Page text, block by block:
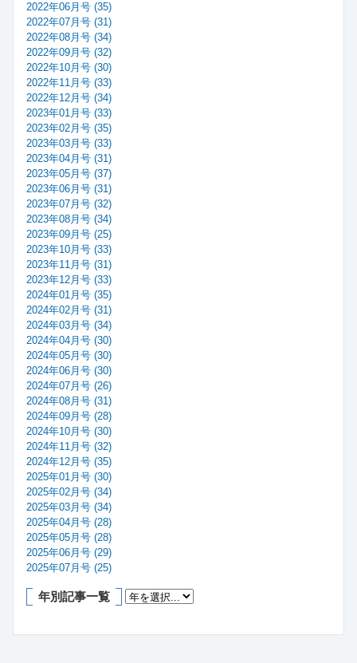
2022年06月号 (35)
2022年07月号 (31)
2022年08月号 (34)
2022年09月号 (32)
2022年10月号 (30)
2022年11月号 (33)
2022年12月号 (34)
2023年01月号 (33)
2023年02月号 (35)
2023年03月号 (33)
2023年04月号 (31)
2023年05月号 (37)
2023年06月号 (31)
2023年07月号 (32)
2023年08月号 (34)
2023年09月号 (25)
2023年10月号 (33)
2023年11月号 (31)
2023年12月号 (33)
2024年01月号 (35)
2024年02月号 (31)
2024年03月号 (34)
2024年04月号 (30)
2024年05月号 (30)
2024年06月号 (30)
2024年07月号 (26)
2024年08月号 (31)
2024年09月号 (28)
2024年10月号 (30)
2024年11月号 (32)
2024年12月号 (35)
2025年01月号 (30)
2025年02月号 (34)
2025年03月号 (34)
2025年04月号 (28)
2025年05月号 (28)
2025年06月号 (29)
2025年07月号 (25)
年別記事一覧